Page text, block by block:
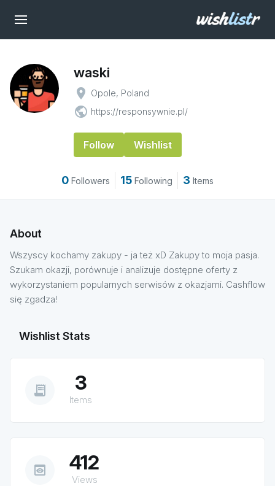
waski
place Opole, Poland
public https://responsywnie.pl/
Follow Wishlist
0 Followers 15 Following 3 Items
About
Wszyscy kochamy zakupy - ja też xD Zakupy to moja pasja.
Szukam okazji, porównuje i analizuje dostępne oferty z
wykorzystaniem popularnych serwisów z okazjami. Cashflow
się zgadza!
Wishlist Stats
receipt_long 3
Items
preview 412
Views